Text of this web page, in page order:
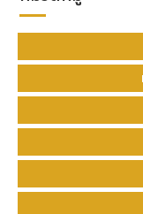
Drawstring
กัน ส่วนไอเทมสุ
Sleeves Stripe
ที่นำไปจับคู่กับกาง
ลงตัว สำหรับสา
Cotton T-Shirt
วันสบาย ๆ และสุ
Stripe Capri
พร้อมปักชื่อ "ZEE